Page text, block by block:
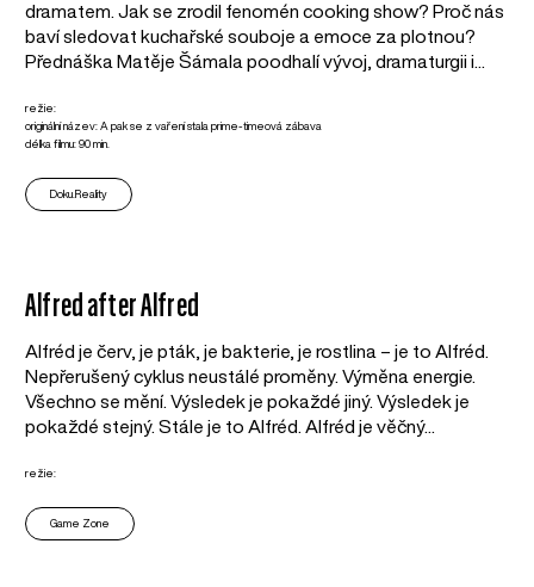
dramatem. Jak se zrodil fenomén cooking show? Proč nás
baví sledovat kuchařské souboje a emoce za plotnou?
Přednáška Matěje Šámala poodhalí vývoj, dramaturgii i...
režie:
originální název: A pak se z vaření stala prime-timeová zábava
délka filmu: 90 min.
Doku.Reality
Alfred after Alfred
Alfréd je červ, je pták, je bakterie, je rostlina – je to Alfréd.
Nepřerušený cyklus neustálé proměny. Výměna energie.
Všechno se mění. Výsledek je pokaždé jiný. Výsledek je
pokaždé stejný. Stále je to Alfréd. Alfréd je věčný...
režie:
Game Zone